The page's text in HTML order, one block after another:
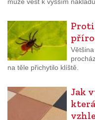
Proti
na těle přichytilo klíště.
Jak